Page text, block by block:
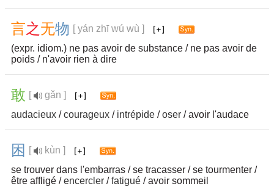
言之无物 [ yán zhī wú wù ]
(expr. idiom.) ne pas avoir de substance / ne pas avoir de
poids / n'avoir rien à dire
敢 [
gǎn ]
audacieux /courageux / intrépide /oser / avoir l'audace
困 [
kùn ]
se trouver dans l'embarras / se tracasser / se tourmenter /
être affligé /encercler /fatigué / avoir sommeil